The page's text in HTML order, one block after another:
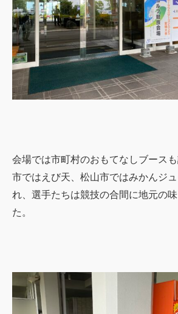
会場では市町村のおもてなしブース
市ではえび天、松山市ではみかんジ
れ、選手たちは競技の合間に地元の
た。